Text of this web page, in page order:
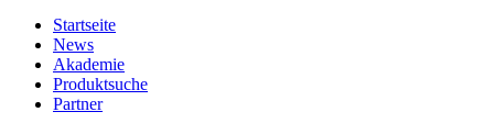
Startseite
News
Akademie
Produktsuche
Partner